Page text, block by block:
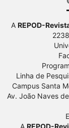
A REPOD-
Linha de
Campus Santa
Av. João Naves